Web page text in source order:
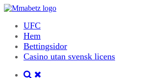
UFC
Hem
Bettingsidor
Casino utan svensk licens